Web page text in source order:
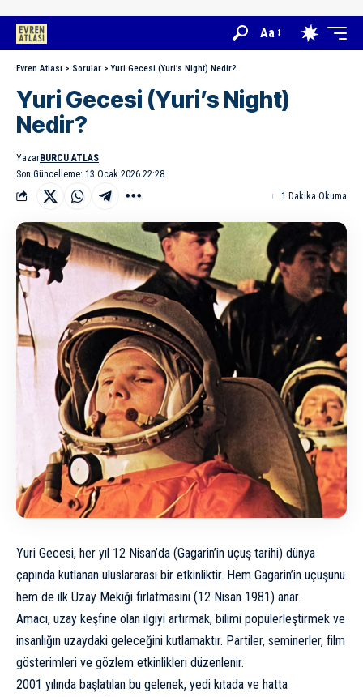
Aa
Evren Atlası > Sorular >Yuri Gecesi (Yuri’s Night) Nedir?
Yuri Gecesi (Yuri’s Night)
Nedir?
Son Güncelleme: 13 Ocak 2026 22:28
YazarBURCU ATLAS
1 Dakika Okuma
Yuri Gecesi, her yıl 12 Nisan’da (Gagarin’in uçuş tarihi) dünya
çapında kutlanan uluslararası bir etkinliktir. Hem Gagarin’in uçuşunu
hem de ilk Uzay Mekiği fırlatmasını (12 Nisan 1981) anar.
Amacı, uzay keşfine olan ilgiyi artırmak, bilimi popülerleştirmek ve
insanlığın uzaydaki geleceğini kutlamaktır. Partiler, seminerler, film
gösterimleri ve gözlem etkinlikleri düzenlenir.
2001 yılında başlatılan bu gelenek, yedi kıtada ve hatta